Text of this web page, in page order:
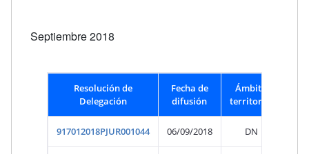
Septiembre 2018
Resolución de
Delegación
Fecha de
difusión
Ámbito
territorial
917012018PJUR001044 06/09/2018 DN